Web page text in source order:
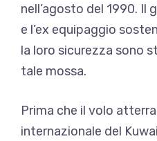
nell’agosto del 1990. Il
e l’ex equipaggio
la loro sicurezza sono
tale mossa.
Prima che il volo
internazionale del